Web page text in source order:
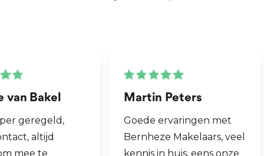
Martin Peters
Goede ervaringen met
Bernheze Makelaars, veel
kennis in huis, eens onze
Henk van
Fijne makelaar.
al mijn 2e
hen laten